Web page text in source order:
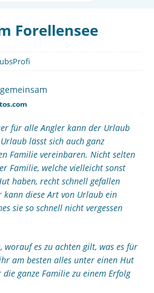
Forellensee
für alle Angler kann der Urlaub
lässt sich auch ganz
Familie vereinbaren. Nicht selten
Familie, welche vielleicht sonst
haben, recht schnell gefallen
diese Art von Urlaub ein
sie so schnell nicht vergessen
worauf es zu achten gilt, was es für
am besten alles unter einen Hut
ganze Familie zu einem Erfolg